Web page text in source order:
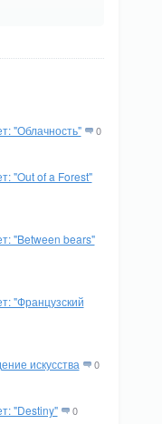
"Облачность" 0
"Out of a Forest"
"Between bears"
"Французский
искусства 0
"Destiny" 0